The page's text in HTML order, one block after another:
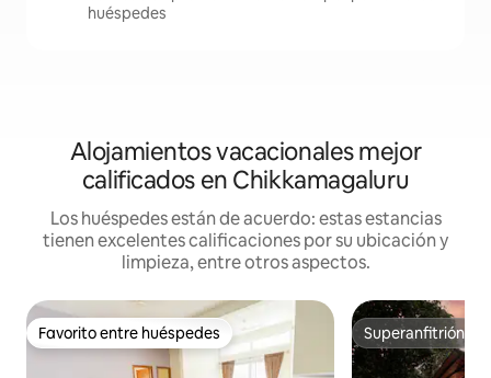
huéspedes
Alojamientos vacacionales mejor
calificados en Chikkamagaluru
Los huéspedes están de acuerdo: estas estancias
tienen excelentes calificaciones por su ubicación y
limpieza, entre otros aspectos.
Favorito entre huéspedes
Favorito entre huéspedes Superanfitrión
Superanfitrión